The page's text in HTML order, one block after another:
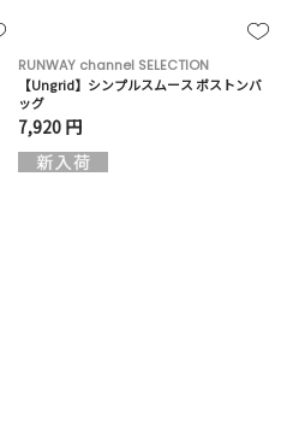
RUNWAY channel SELECTION
【Ungrid】シンプルスムース ボストンバ
ッグ
7,920 円